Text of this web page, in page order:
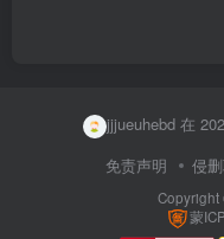
jjjueuhebd 在
user70425260
user51883482
免责声明 侵
Copyright
蒙